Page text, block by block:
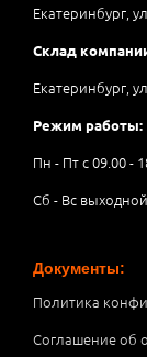
Екатеринбург,
Склад
Екатеринбург,
Режим работы:
Пн - Пт с 09.00 -
Сб - Вс выходной
Документы:
Политика
Соглашение об